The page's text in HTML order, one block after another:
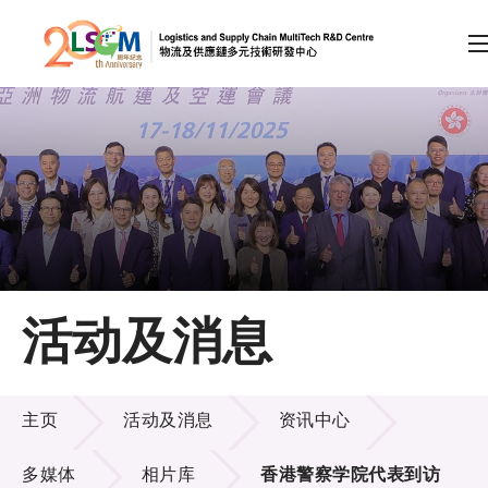
跳到内容（按回车键）
会员登录
A A EN 繁 简
主页
关于LSCM
技术商品化
项目及资助计划
活动及消息
活动及消息
主页 活动及消息 资讯中心
多媒体 相片库 香港警察学院代表到访